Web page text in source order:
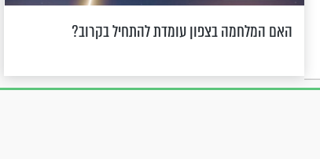
האם המלחמה בצפון עומדת להתחיל בקרוב?